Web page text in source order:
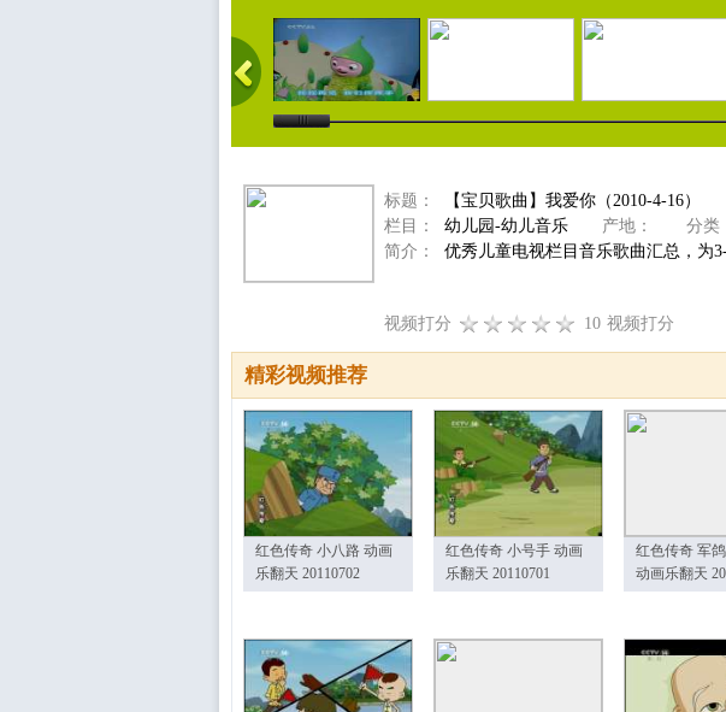
标题：
【宝贝歌曲】我爱你（2010-4-16）
栏目：
幼儿园-幼儿音乐 产地： 分类
简介：
优秀儿童电视栏目音乐歌曲汇总，为
视频打分 10 视频打分
精彩视频推荐
红色传奇 小八路 动画
乐翻天 20110702
红色传奇 小号手 动画
乐翻天 20110701
红色传奇 军
动画乐翻天